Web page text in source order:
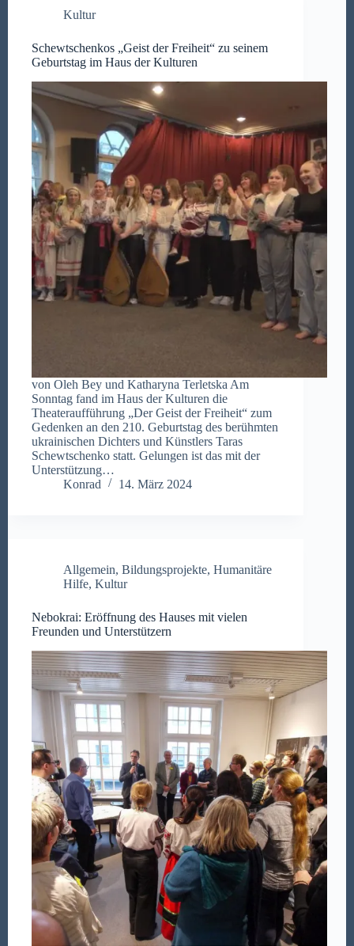
Kultur
Schewtschenkos „Geist der Freiheit“ zu seinem
Geburtstag im Haus der Kulturen
von Oleh Bey und Katharyna Terletska Am
Sonntag fand im Haus der Kulturen die
Theateraufführung „Der Geist der Freiheit“ zum
Gedenken an den 210. Geburtstag des berühmten
ukrainischen Dichters und Künstlers Taras
Schewtschenko statt. Gelungen ist das mit der
Unterstützung…
Konrad
14. März 2024
Allgemein, Bildungsprojekte, Humanitäre
Hilfe, Kultur
Nebokrai: Eröffnung des Hauses mit vielen
Freunden und Unterstützern